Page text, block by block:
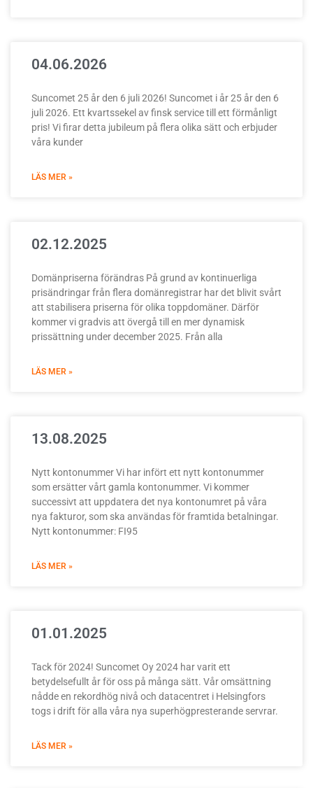
04.06.2026
Suncomet 25 år den 6 juli 2026! Suncomet i år 25 år den 6
juli 2026. Ett kvartssekel av finsk service till ett förmånligt
pris! Vi firar detta jubileum på flera olika sätt och erbjuder
våra kunder
LÄS MER »
02.12.2025
Domänpriserna förändras På grund av kontinuerliga
prisändringar från flera domänregistrar har det blivit svårt
att stabilisera priserna för olika toppdomäner. Därför
kommer vi gradvis att övergå till en mer dynamisk
prissättning under december 2025. Från alla
LÄS MER »
13.08.2025
Nytt kontonummer Vi har infört ett nytt kontonummer
som ersätter vårt gamla kontonummer. Vi kommer
successivt att uppdatera det nya kontonumret på våra
nya fakturor, som ska användas för framtida betalningar.
Nytt kontonummer: FI95
LÄS MER »
01.01.2025
Tack för 2024! Suncomet Oy 2024 har varit ett
betydelsefullt år för oss på många sätt. Vår omsättning
nådde en rekordhög nivå och datacentret i Helsingfors
togs i drift för alla våra nya superhögpresterande servrar.
LÄS MER »